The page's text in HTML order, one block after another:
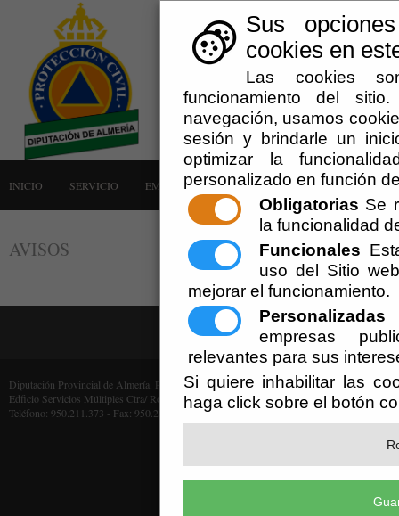
Sus
cookies en
Las cookies
funcionamiento del
navegación, usamos
sesión y brindarle un
optimizar la
personalizado en función
Obligatorias Se
la funcionalidad
Funcionales
uso del Sitio
mejorar el funcionamiento.
Personalizadas
empresas
relevantes para sus
Si quiere inhabilitar las
haga click sobre el botón
INICIO SERVICIO EMERGENCIAS LA AGRUPACIÓN AVISOS
AVISOS
Diputación Provincial de Almería. Protección Civil (Cif: P-0400000-F)
Edficio Servicios Múltiples Ctra/ Ronda, 216 - 04009 Almería
Teléfono: 950.211.373 - Fax: 950.211.372